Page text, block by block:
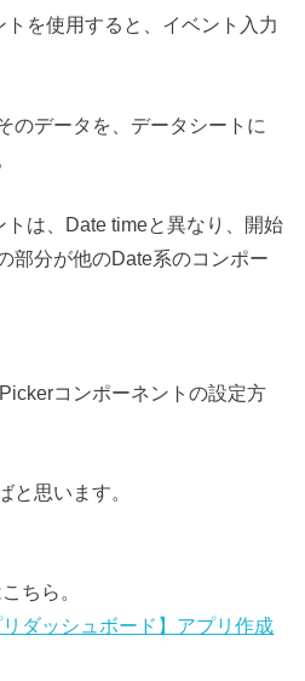
を使用すると、イベント入力
のデータを、データシートに
は、Date timeと異なり、開始
部分が他のDate系のコンポー
コンポーネントの設定方
と思います。
ちら。
ダッシュボード】アプリ作成